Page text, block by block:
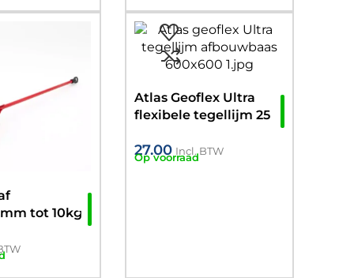
tot 10kg
Atlas Geoflex Ultra
flexibele tegellijm 25
27.00 Incl. BTW
Op voorraad